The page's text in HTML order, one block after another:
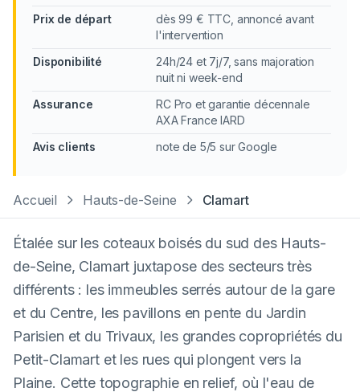
Prix de départ
dès 99 € TTC, annoncé avant
l'intervention
Disponibilité
24h/24 et 7j/7, sans majoration
nuit ni week-end
Assurance
RC Pro et garantie décennale
AXA France IARD
Avis clients
note de 5/5 sur Google
Accueil Hauts-de-Seine Clamart
Étalée sur les coteaux boisés du sud des Hauts-
de-Seine, Clamart juxtapose des secteurs très
différents : les immeubles serrés autour de la gare
et du Centre, les pavillons en pente du Jardin
Parisien et du Trivaux, les grandes copropriétés du
Petit-Clamart et les rues qui plongent vers la
Plaine. Cette topographie en relief, où l'eau de